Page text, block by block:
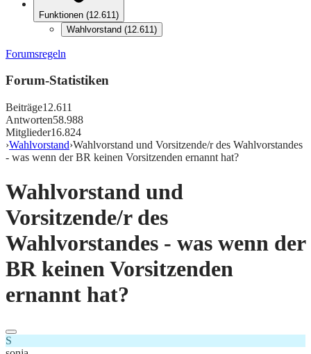
Funktionen (12.611)
Wahlvorstand (12.611)
Forumsregeln
Forum-Statistiken
Beiträge12.611
Antworten58.988
Mitglieder16.824
›Wahlvorstand›Wahlvorstand und Vorsitzende/r des Wahlvorstandes
- was wenn der BR keinen Vorsitzenden ernannt hat?
Wahlvorstand und
Vorsitzende/r des
Wahlvorstandes - was wenn der
BR keinen Vorsitzenden
ernannt hat?
S